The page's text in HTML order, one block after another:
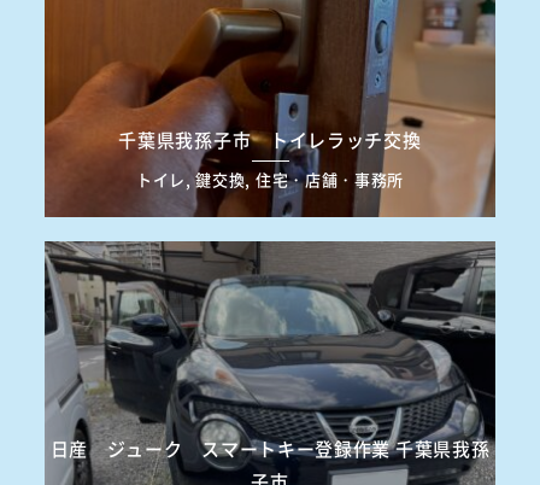
千葉県我孫子市 トイレラッチ交換
トイレ, 鍵交換, 住宅・店舗・事務所
日産 ジューク スマートキー登録作業 千葉県我孫